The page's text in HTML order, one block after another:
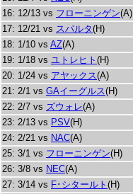
16: 12/13 vs フローニンゲン(A)
17: 12/21 vs スパルタ(H)
18: 1/10 vs AZ(A)
19: 1/18 vs ユトレヒト (H)
20: 1/24 vs アヤックス(A)
21: 2/1 vs GAイーグルス(H)
22: 2/7 vs ズウォレ(A)
23: 2/13 vs PSV(H)
24: 2/21 vs NAC(A)
25: 3/1 vs フローニンゲン(H)
26: 3/8 vs NEC(A)
27: 3/14 vs F･シタールト (H)